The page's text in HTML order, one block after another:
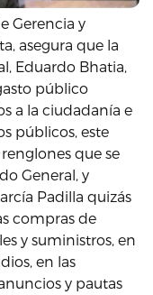
Gerencia y
asegura que la
Eduardo Bhatia,
público
a la ciudadanía e
públicos, este
que se
General, y
Padilla quizás
compras de
y suministros, en
en las
y pautas